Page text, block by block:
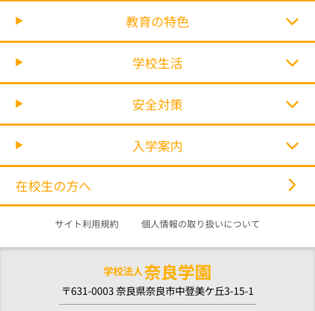
教育の特色
学校生活
安全対策
入学案内
在校生の方へ
サイト利用規約 個人情報の取り扱いについて
学校法人奈良学園
〒631-0003 奈良県奈良市中登美ケ丘3-15-1